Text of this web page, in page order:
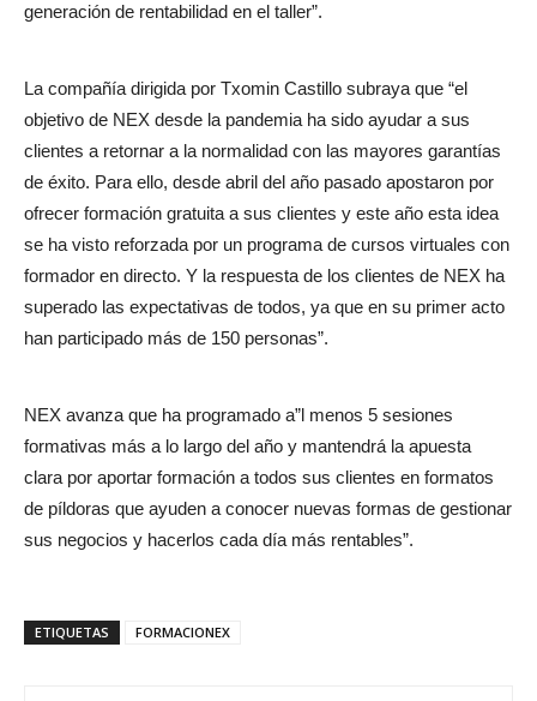
generación de rentabilidad en el taller”.
La compañía dirigida por Txomin Castillo subraya que “el
objetivo de NEX desde la pandemia ha sido ayudar a sus
clientes a retornar a la normalidad con las mayores garantías
de éxito. Para ello, desde abril del año pasado apostaron por
ofrecer formación gratuita a sus clientes y este año esta idea
se ha visto reforzada por un programa de cursos virtuales con
formador en directo. Y la respuesta de los clientes de NEX ha
superado las expectativas de todos, ya que en su primer acto
han participado más de 150 personas”.
NEX avanza que ha programado a”l menos 5 sesiones
formativas más a lo largo del año y mantendrá la apuesta
clara por aportar formación a todos sus clientes en formatos
de píldoras que ayuden a conocer nuevas formas de gestionar
sus negocios y hacerlos cada día más rentables”.
ETIQUETAS FORMACIONEX